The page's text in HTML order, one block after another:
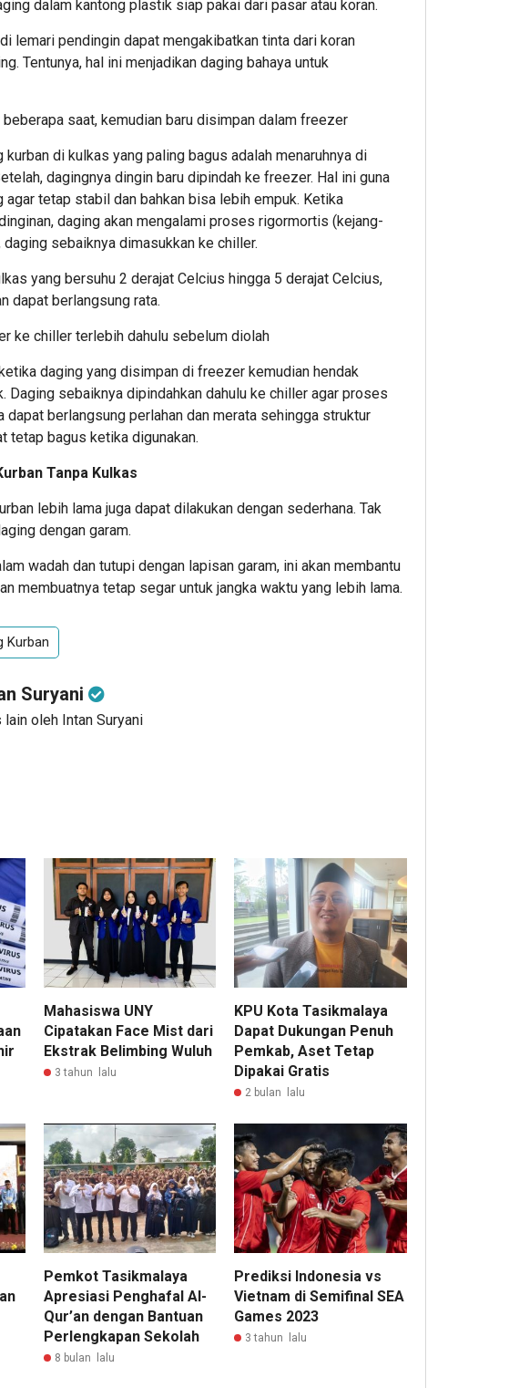
dalam kantong plastik siap pakai dari pasar atau koran.
lemari pendingin dapat mengakibatkan tinta dari koran
Tentunya, hal ini menjadikan daging bahaya untuk
beberapa saat, kemudian baru disimpan dalam freezer
kurban di kulkas yang paling bagus adalah menaruhnya di
dagingnya dingin baru dipindah ke freezer. Hal ini guna
agar tetap stabil dan bahkan bisa lebih empuk. Ketika
daging akan mengalami proses rigormortis (kejang-
daging sebaiknya dimasukkan ke chiller.
yang bersuhu 2 derajat Celcius hingga 5 derajat Celcius,
dapat berlangsung rata.
ke chiller terlebih dahulu sebelum diolah
daging yang disimpan di freezer kemudian hendak
Daging sebaiknya dipindahkan dahulu ke chiller agar proses
dapat berlangsung perlahan dan merata sehingga struktur
tetap bagus ketika digunakan.
Tanpa Kulkas
lebih lama juga dapat dilakukan dengan sederhana. Tak
dengan garam.
wadah dan tutupi dengan lapisan garam, ini akan membantu
membuatnya tetap segar untuk jangka waktu yang lebih lama.
Kurban
Suryani
lain oleh Intan Suryani
Mahasiswa UNY
Cipatakan Face Mist dari
Ekstrak Belimbing Wuluh
3 tahun lalu
KPU Kota Tasikmalaya
Dapat Dukungan Penuh
Pemkab, Aset Tetap
Dipakai Gratis
2 bulan lalu
Pemkot Tasikmalaya
Apresiasi Penghafal Al-
Qur’an dengan Bantuan
Perlengkapan Sekolah
8 bulan lalu
Prediksi Indonesia vs
Vietnam di Semifinal SEA
Games 2023
3 tahun lalu